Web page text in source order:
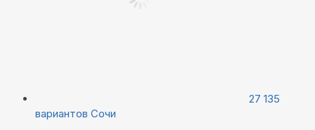
27 135
вариантов Сочи